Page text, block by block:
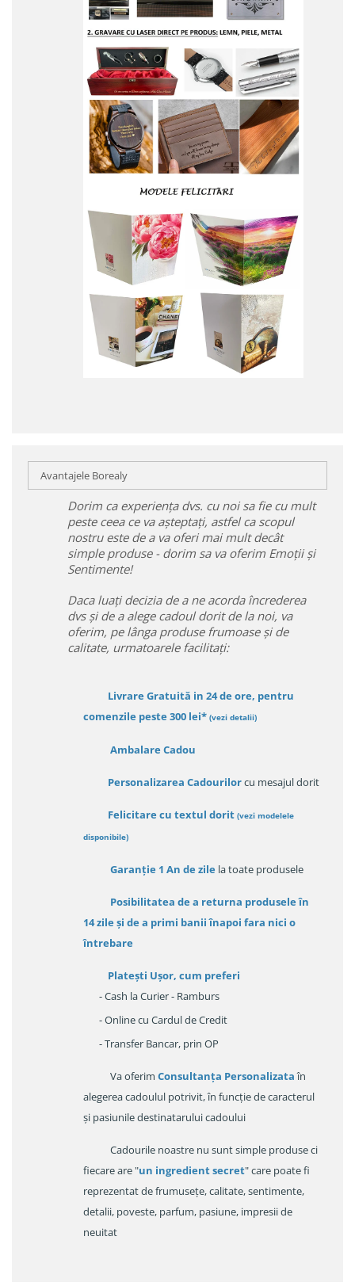
Avantajele Borealy
Dorim ca experiența dvs. cu noi sa fie cu mult
peste ceea ce va așteptați, astfel ca scopul
nostru este de a va oferi mai mult decât
simple produse - dorim sa va oferim Emoții și
Sentimente!
Daca luați decizia de a ne acorda încrederea
dvs și de a alege cadoul dorit de la noi, va
oferim, pe lânga produse frumoase și de
calitate, urmatoarele facilitați:
Livrare Gratuită in 24 de ore, pentru
comenzile peste 300 lei* (vezi detalii)
Ambalare Cadou
Personalizarea Cadourilorcu mesajul dorit
Felicitare cu textul dorit (vezi modelele
disponibile)
Garanție 1 An de zile la toate produsele
Posibilitatea de a returna produsele în
14 zileși de a primi banii înapoi fara nici o
întrebare
Platești Ușor, cum preferi
- Cash la Curier - Ramburs
- Online cu Cardul de Credit
- Transfer Bancar, prin OP
Va oferim Consultanța Personalizataîn
alegerea cadoulul potrivit, în funcție de caracterul
și pasiunile destinatarului cadoului
Cadourile noastre nu sunt simple produse ci
fiecare are "un ingredient secret" care poate fi
reprezentat de frumusețe, calitate, sentimente,
detalii, poveste, parfum, pasiune, impresii de
neuitat